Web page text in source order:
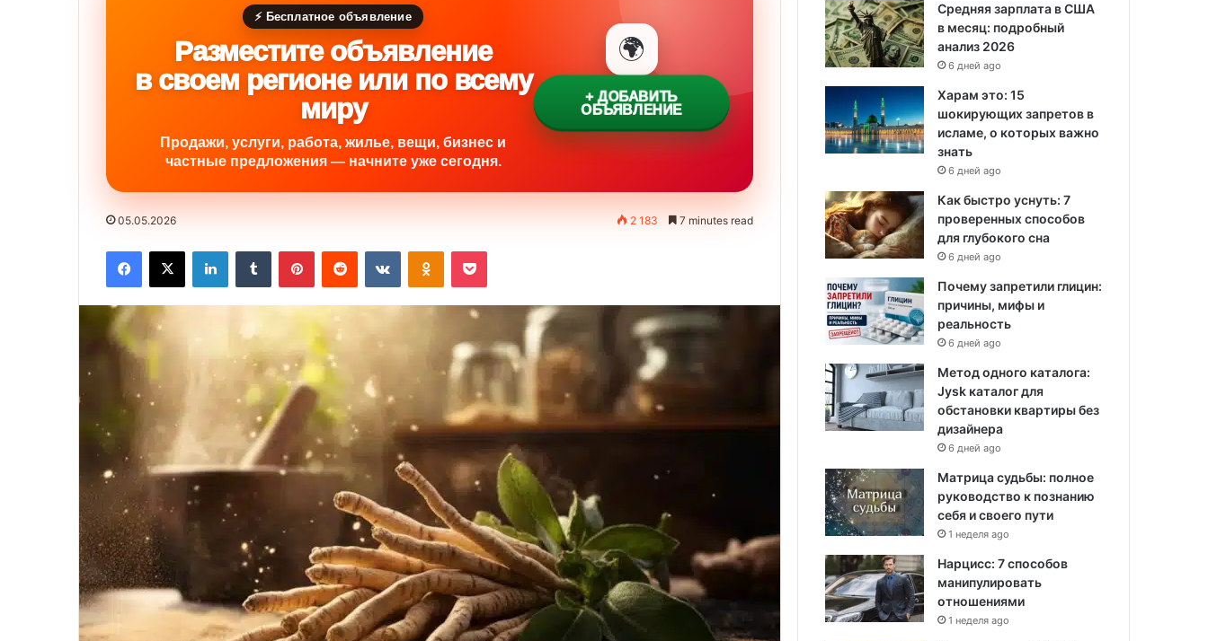
⚡ Бесплатное объявление
Разместите объявление
в своем регионе или по всему
миру
Продажи, услуги, работа, жилье, вещи, бизнес и
частные предложения — начните уже сегодня.
🌍
+ ДОБАВИТЬ
ОБЪЯВЛЕНИЕ
05.05.2026 2 183 7 minutes read
Facebook
X LinkedInTumblr PinterestReddit VKontakteOdnoklassniki
Pocket
Средняя зарплата в США
в месяц: подробный
анализ 2026
6 дней ago
Харам это: 15
шокирующих запретов в
исламе, о которых важно
знать
6 дней ago
Как быстро уснуть: 7
проверенных способов
для глубокого сна
6 дней ago
Почему запретили глицин:
причины, мифы и
реальность
6 дней ago
Метод одного каталога:
Jysk каталог для
обстановки квартиры без
дизайнера
6 дней ago
Матрица судьбы: полное
руководство к познанию
себя и своего пути
1 неделя ago
Нарцисс: 7 способов
манипулировать
отношениями
1 неделя ago